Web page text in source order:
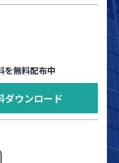
を無料配布中
ダウンロード